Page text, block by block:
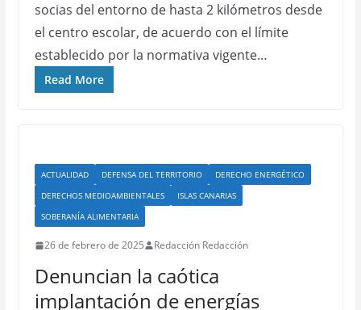
socias del entorno de hasta 2 kilómetros desde
el centro escolar, de acuerdo con el límite
establecido por la normativa vigente…
Read More
ACTUALIDAD DEFENSA DEL TERRITORIO
DERECHO ENERGÉTICO
DERECHOS MEDIOAMBIENTALES
ISLAS CANARIAS
SOBERANÍA ALIMENTARIA
26 de febrero de 2025 Redacción Redacción
Denuncian la caótica
implantación de energías